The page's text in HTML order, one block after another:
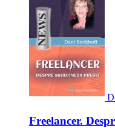
Freelancer.